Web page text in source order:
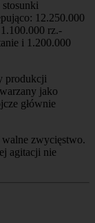
12.250.000
rz.-
i 1.200.000
produkcji
jako
głównie
zwycięstwo.
agitacji nie